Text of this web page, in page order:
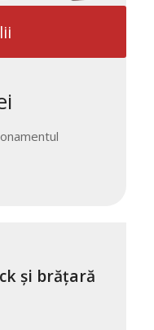
și brățară